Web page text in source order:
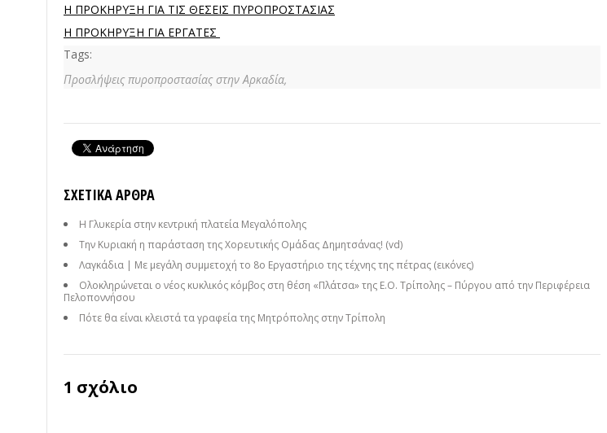
Η ΠΡΟΚΗΡΥΞΗ ΓΙΑ ΤΙΣ ΘΕΣΕΙΣ ΠΥΡΟΠΡΟΣΤΑΣΙΑΣ
Η ΠΡΟΚΗΡΥΞΗ ΓΙΑ ΕΡΓΑΤΕΣ
Tags:
Προσλήψεις πυροπροστασίας στην Αρκαδία,
ΣΧΕΤΙΚΆ ΆΡΘΡΑ
Η Γλυκερία στην κεντρική πλατεία Μεγαλόπολης
Την Κυριακή η παράσταση της Χορευτικής Ομάδας Δημητσάνας! (vd)
Λαγκάδια | Με μεγάλη συμμετοχή το 8ο Εργαστήριο της τέχνης της πέτρας (εικόνες)
Ολοκληρώνεται ο νέος κυκλικός κόμβος στη θέση «Πλάτσα» της Ε.Ο. Τρίπολης – Πύργου από την Περιφέρεια
Πελοποννήσου
Πότε θα είναι κλειστά τα γραφεία της Μητρόπολης στην Τρίπολη
1 σχόλιο